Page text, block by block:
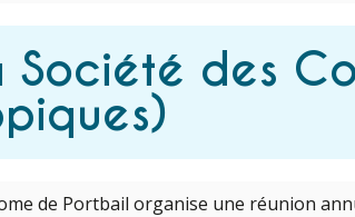
Société des
de Portbail organise une réunion